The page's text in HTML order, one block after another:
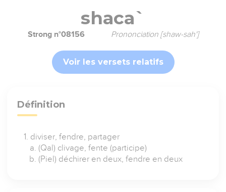
shaca`
Strong n°08156 Prononciation [shaw-sah']
Voir les versets relatifs
Définition
diviser, fendre, partager
(Qal) clivage, fente (participe)
(Piel) déchirer en deux, fendre en deux